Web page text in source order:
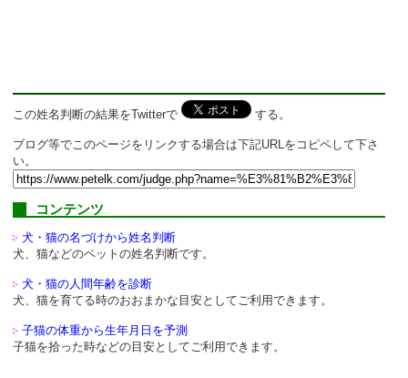
この姓名判断の結果をTwitterで する。
ブログ等でこのページをリンクする場合は下記URLをコピペして下さ
い。
コンテンツ
犬・猫の名づけから姓名判断
犬、猫などのペットの姓名判断です。
犬・猫の人間年齢を診断
犬、猫を育てる時のおおまかな目安としてご利用できます。
子猫の体重から生年月日を予測
子猫を拾った時などの目安としてご利用できます。